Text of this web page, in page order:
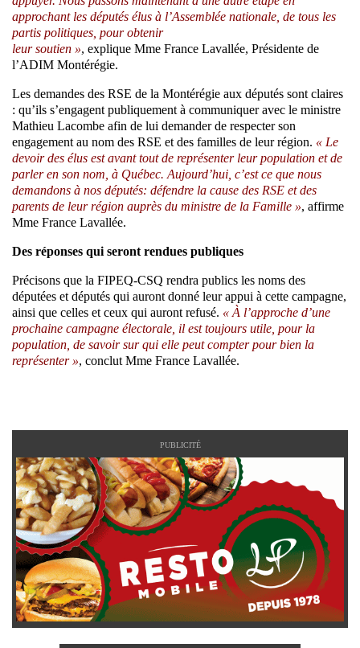
approchant les députés élus à l’Assemblée nationale, de tous les
partis politiques, pour obtenir
leur soutien », explique Mme France Lavallée, Présidente de
l’ADIM Montérégie.
Les demandes des RSE de la Montérégie aux députés sont claires
: qu’ils s’engagent publiquement à communiquer avec le ministre
Mathieu Lacombe afin de lui demander de respecter son
engagement au nom des RSE et des familles de leur région. « Le
devoir des élus est avant tout de représenter leur population et de
parler en son nom, à Québec. Aujourd’hui, c’est ce que nous
demandons à nos députés: défendre la cause des RSE et des
parents de leur région auprès du ministre de la Famille », affirme
Mme France Lavallée.
Des réponses qui seront rendues publiques
Précisons que la FIPEQ-CSQ rendra publics les noms des
députées et députés qui auront donné leur appui à cette campagne,
ainsi que celles et ceux qui auront refusé. « À l’approche d’une
prochaine campagne électorale, il est toujours utile, pour la
population, de savoir sur qui elle peut compter pour bien la
représenter », conclut Mme France Lavallée.
PUBLICITÉ